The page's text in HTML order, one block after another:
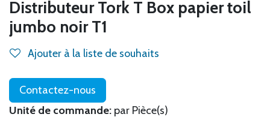
Distributeur Tork T Box papier toil
jumbo noir T1
Ajouter à la liste de souhaits
Contactez-nous
Unité de commande: par Pièce(s)